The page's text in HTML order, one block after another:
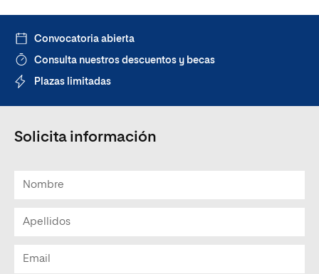
Convocatoria abierta
Consulta nuestros descuentos y becas
Plazas limitadas
Solicita información